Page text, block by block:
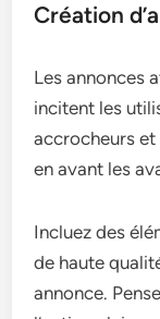
Création
Les annonces
incitent les
accrocheurs
en avant les
Incluez des
de haute
annonce.